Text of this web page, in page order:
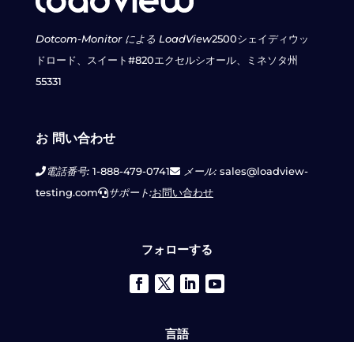
Dotcom-Monitor による LoadView2500シェイディウッ
ドロード、スイート#820エクセルシオール、ミネソタ州
55331
お 問い合わせ
電話番号:1-888-479-0741 メール:sales@loadview-
testing.com
サポート:お問い合わせ
フォローする
言語